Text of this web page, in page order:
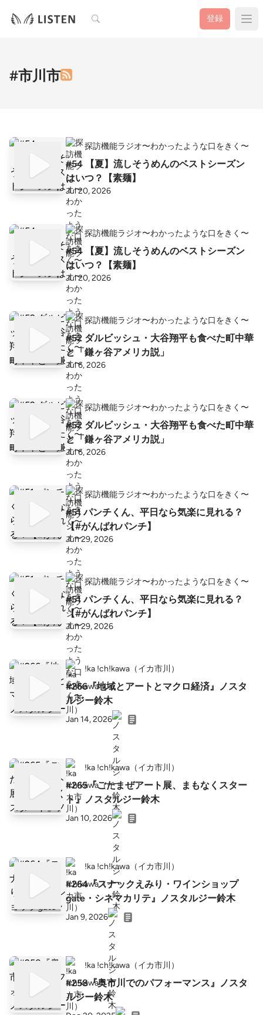
検索 登録
#市川市
探訪機能ラジオ〜わかったような口をきく〜
#54 【夏】流しそうめんのベストシーズン
はいつ？【素麺】
Jul 20, 2026
探訪機能ラジオ〜わかったような口をきく〜
#54 【夏】流しそうめんのベストシーズン
はいつ？【素麺】
Jul 20, 2026
探訪機能ラジオ〜わかったような口をきく〜
#52 ダルビッシュ・大谷翔平も食べた町中華
と「鎌ヶ谷アメリカ説」
Jul 6, 2026
探訪機能ラジオ〜わかったような口をきく〜
#52 ダルビッシュ・大谷翔平も食べた町中華
と「鎌ヶ谷アメリカ説」
Jul 6, 2026
探訪機能ラジオ〜わかったような口をきく〜
#51 パンチくん、平日なら気楽に見れる？
【#がんばれパンチ】
Jun 29, 2026
探訪機能ラジオ〜わかったような口をきく〜
#51 パンチくん、平日なら気楽に見れる？
【#がんばれパンチ】
Jun 29, 2026
!ka !ch!kawa（イカ市川）
#266『地域とアートとマクロ経済』ノスタ
ルジー鈴木
Jan 14, 2026
!ka !ch!kawa（イカ市川）
#265『ごたまぜアート展、まもなくスター
ト』ノスタルジー鈴木
Jan 10, 2026
!ka !ch!kawa（イカ市川）
#264『スナックえみり・ワインショップ
gate・シネマカリテ』ノスタルジー鈴木
Jan 9, 2026
!ka !ch!kawa（イカ市川）
#258『奥市川でのパフォーマンス』ノスタ
ルジー鈴木